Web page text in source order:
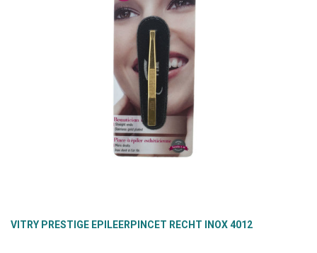
VITRY PRESTIGE EPILEERPINCET RECHT INOX 4012